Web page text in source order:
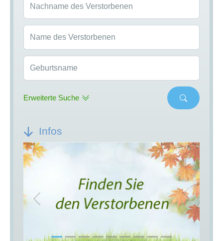
Nachname des Verstorbenen
Name des Verstorbenen
Geburtsname
Erweiterte Suche
Infos
Previous Next